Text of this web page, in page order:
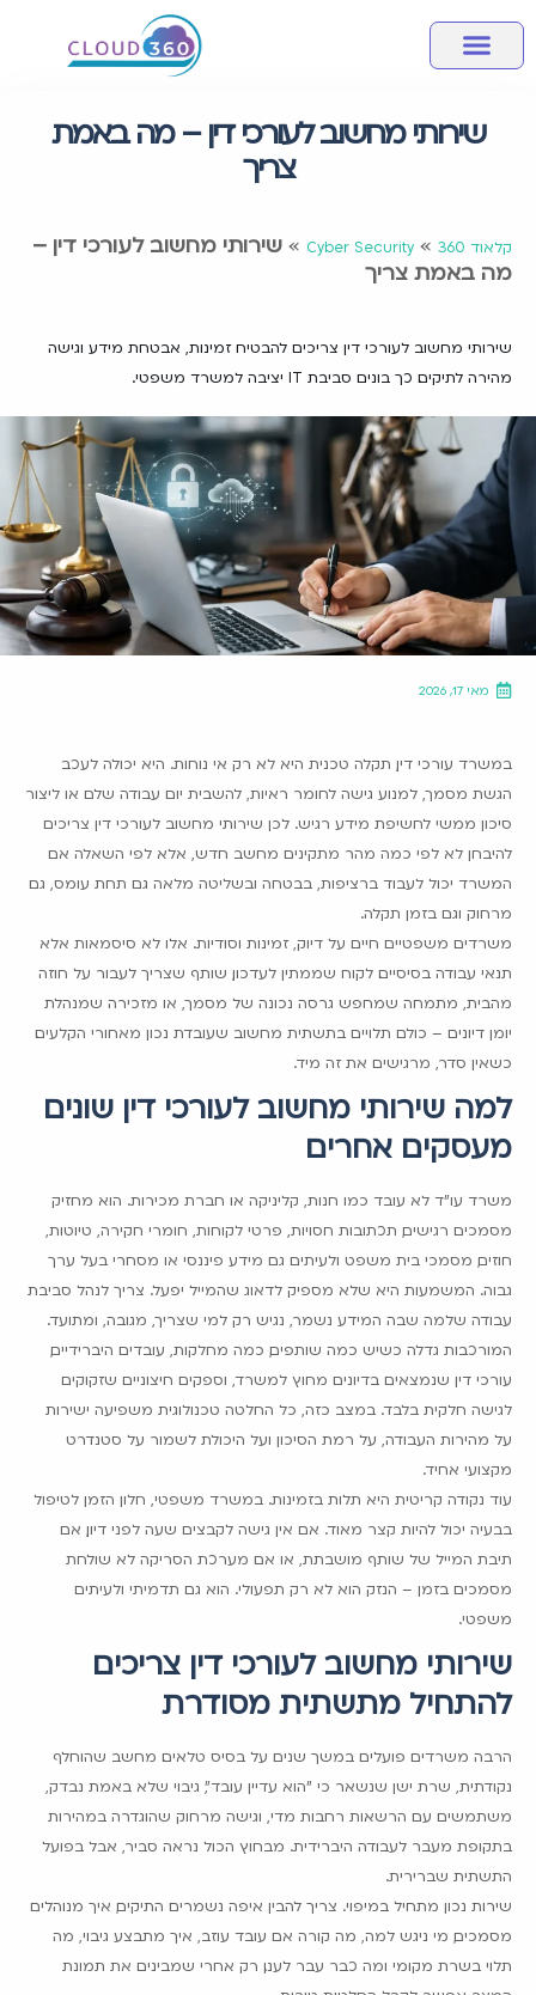
שירותי מחשוב לעורכי דין – מה באמת
צריך
קלאוד 360 »
Cyber Security
» שירותי מחשוב לעורכי דין –
מה באמת צריך
שירותי מחשוב לעורכי דין צריכים להבטיח זמינות, אבטחת מידע וגישה
מהירה לתיקים. כך בונים סביבת IT יציבה למשרד משפטי.
מאי 17, 2026
במשרד עורכי דין, תקלה טכנית היא לא רק אי נוחות. היא יכולה לעכב
הגשת מסמך, למנוע גישה לחומר ראיות, להשבית יום עבודה שלם או ליצור
סיכון ממשי לחשיפת מידע רגיש. לכן שירותי מחשוב לעורכי דין צריכים
להיבחן לא לפי כמה מהר מתקינים מחשב חדש, אלא לפי השאלה אם
המשרד יכול לעבוד ברציפות, בבטחה ובשליטה מלאה גם תחת עומס, גם
מרחוק וגם בזמן תקלה.
משרדים משפטיים חיים על דיוק, זמינות וסודיות. אלו לא סיסמאות אלא
תנאי עבודה בסיסיים. לקוח שממתין לעדכון, שותף שצריך לעבור על חוזה
מהבית, מתמחה שמחפש גרסה נכונה של מסמך, או מזכירה שמנהלת
יומן דיונים – כולם תלויים בתשתית מחשוב שעובדת נכון מאחורי הקלעים.
כשאין סדר, מרגישים את זה מיד.
למה שירותי מחשוב לעורכי דין שונים
מעסקים אחרים
משרד עו"ד לא עובד כמו חנות, קליניקה או חברת מכירות. הוא מחזיק
מסמכים רגישים, תכתובות חסויות, פרטי לקוחות, חומרי חקירה, טיוטות,
חוזים, מסמכי בית משפט ולעיתים גם מידע פיננסי או מסחרי בעל ערך
גבוה. המשמעות היא שלא מספיק לדאוג שהמייל יפעל. צריך לנהל סביבת
עבודה שלמה שבה המידע נשמר, נגיש רק למי שצריך, מגובה, ומתועד.
המורכבות גדלה כשיש כמה שותפים, כמה מחלקות, עובדים היברידיים,
עורכי דין שנמצאים בדיונים מחוץ למשרד, וספקים חיצוניים שזקוקים
לגישה חלקית בלבד. במצב כזה, כל החלטה טכנולוגית משפיעה ישירות
על מהירות העבודה, על רמת הסיכון ועל היכולת לשמור על סטנדרט
מקצועי אחיד.
עוד נקודה קריטית היא תלות בזמינות. במשרד משפטי, חלון הזמן לטיפול
בבעיה יכול להיות קצר מאוד. אם אין גישה לקבצים שעה לפני דיון, אם
תיבת המייל של שותף מושבתת, או אם מערכת הסריקה לא שולחת
מסמכים בזמן – הנזק הוא לא רק תפעולי. הוא גם תדמיתי ולעיתים
משפטי.
שירותי מחשוב לעורכי דין צריכים
להתחיל מתשתית מסודרת
הרבה משרדים פועלים במשך שנים על בסיס טלאים. מחשב שהוחלף
נקודתית, שרת ישן שנשאר כי "הוא עדיין עובד", גיבוי שלא באמת נבדק,
משתמשים עם הרשאות רחבות מדי, וגישה מרחוק שהוגדרה במהירות
בתקופת מעבר לעבודה היברידית. מבחוץ הכול נראה סביר, אבל בפועל
התשתית שברירית.
שירות נכון מתחיל במיפוי. צריך להבין איפה נשמרים התיקים, איך מנוהלים
מסמכים, מי ניגש למה, מה קורה אם עובד עוזב, איך מתבצע גיבוי, מה
תלוי בשרת מקומי ומה כבר עבר לענן. רק אחרי שמבינים את תמונת